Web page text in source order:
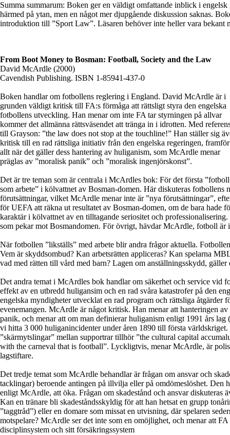
Summa summarum: Boken ger en väldigt omfattande inblick i
härmed på ytan, men en något mer djupgående diskussion saknas.
introduktion till ”Sport Law”. Läsaren behöver inte heller vara bekant
From Boot Money to Bosman: Football, Society and the Law
David McArdle (2000)
Cavendish Publishing. ISBN 1-85941-437-0
Boken handlar om fotbollens reglering i England. David McArdle är i
grunden väldigt kritisk till FA:s förmåga att rättsligt styra den engelska
fotbollens utveckling. Han menar om inte FA tar styrningen på allvar
kommer det allmänna rättsväsendet att tränga in i idrotten. Med
till Grayson: ”the law does not stop at the touchline!” Han ställer sig
kritisk till en rad rättsliga initiativ från den engelska regeringen, framför
allt när det gäller dess hantering av huliganism, som McArdle menar
präglas av ”moralisk panik” och ”moralisk ingenjörskonst”.
Det är tre teman som är centrala i McArdles bok: För det första ”fotboll
som arbete” i kölvattnet av Bosman-domen. Här diskuteras fotbollens
förutsättningar, vilket McArdle menar inte är ”nya förutsättningar”,
för UEFA att räkna ut resultatet av Bosman-domen, om de bara hade
karaktär i kölvattnet av en tilltagande seriositet och
som pekar mot Bosmandomen. För övrigt, hävdar McArdle, fotboll är
När fotbollen ”likställs” med arbete blir andra frågor aktuella.
Vem är skyddsombud? Kan arbetsrätten appliceras? Kan spelarna
vad med rätten till vård med barn? Lagen om anställningsskydd, gäller
Det andra temat i McArdles bok handlar om säkerhet och service vid
effekt av en utbredd huligansim och en rad svåra katastrofer på den
engelska myndigheter utvecklat en rad program och rättsliga åtgärder
evenemangen. McArdle är något kritisk. Han menar att hanteringen
panik, och menar att om man definierar huliganism enligt 1991 års
vi hitta 3 000 huliganincidenter under åren 1890 till första världskriget.
”skärmytslingar” mellan supportrar tillhör ”the cultural capital
with the carneval that is football”. Lyckligtvis, menar McArdle, är
lagstiftare.
Det tredje temat som McArdle behandlar är frågan om ansvar och
tacklingar) beroende antingen på illvilja eller på omdömeslöshet. Den
enligt McArdle, att öka. Frågan om skadestånd och ansvar diskuteras
Kan en tränare bli skadeståndsskyldig för att han hetsat en grupp
”taggtråd”) eller en domare som missat en utvisning, där spelaren
motspelare? McArdle ser det inte som en omöjlighet, och menar att FA
disciplinsystem och sitt försäkringssystem